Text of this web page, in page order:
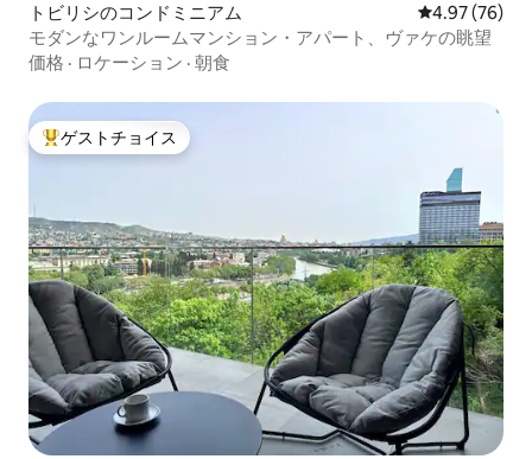
トビリシのコンドミニアム レビュー76
4.97 (76)
モダンなワンルームマンション・アパート、ヴァケの眺望
価格 · ロケーション · 朝食
大好評のゲストチョイスです。
ゲストチョイス